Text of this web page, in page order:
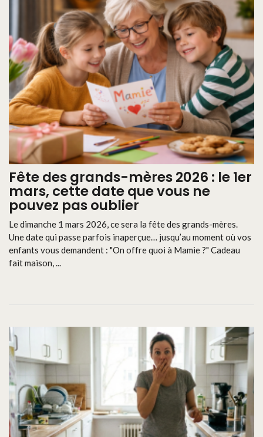
Fête des grands-mères 2026 : le 1er
mars, cette date que vous ne
pouvez pas oublier
Le dimanche 1 mars 2026, ce sera la fête des grands-mères.
Une date qui passe parfois inaperçue… jusqu’au moment où vos
enfants vous demandent : "On offre quoi à Mamie ?" Cadeau
fait maison, ...